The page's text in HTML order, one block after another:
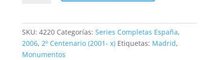
SKU: 4220 Categorías: Series Completas España,
2006, 2º Centenario (2001- x) Etiquetas: Madrid,
Monumentos